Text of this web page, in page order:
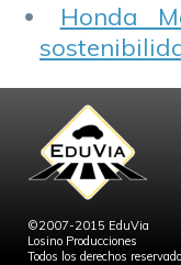
Honda
©2007-2015 EduVia
Losino Producciones
Todos los derechos